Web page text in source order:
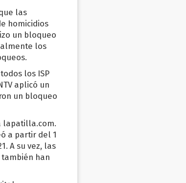
las
homicidios
un bloqueo
los
los ISP
aplicó un
un bloqueo
lapatilla.com.
a partir del 1
A su vez, las
han